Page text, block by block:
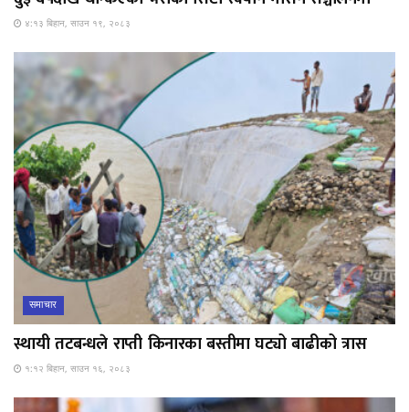
४:१३ बिहान, साउन १९, २०८३
समाचार
स्थायी तटबन्धले राप्ती किनारका बस्तीमा घट्यो बाढीको त्रास
१:१२ बिहान, साउन १६, २०८३